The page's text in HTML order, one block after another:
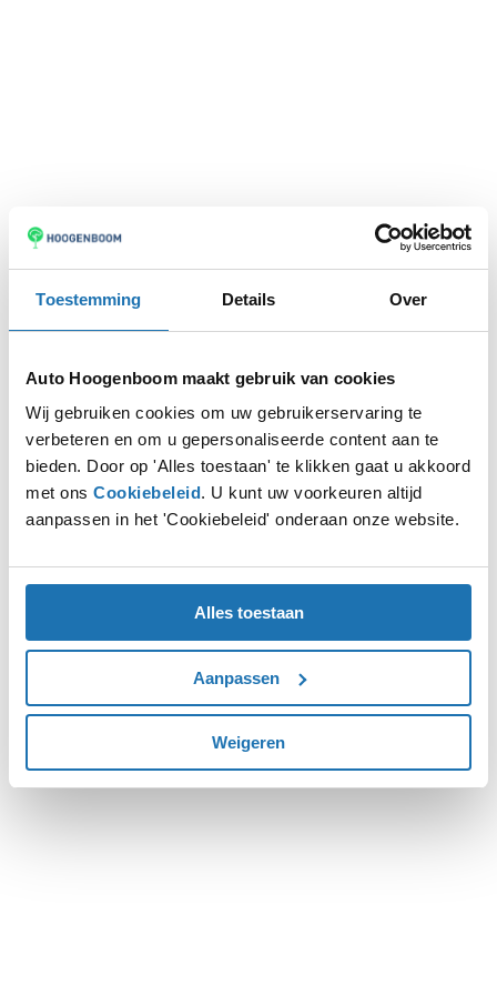
Toestemming Details Over
Auto Hoogenboom maakt gebruik van cookies
Wij gebruiken cookies om uw gebruikerservaring te
verbeteren en om u gepersonaliseerde content aan te
bieden. Door op 'Alles toestaan' te klikken gaat u akkoord
met ons Cookiebeleid. U kunt uw voorkeuren altijd
aanpassen in het 'Cookiebeleid' onderaan onze website.
Alles toestaan
Aanpassen
Weigeren
Application error: aclient-side exception has occurred while
loadingwww.autohoogenboom.nl (see the browser console
more information).